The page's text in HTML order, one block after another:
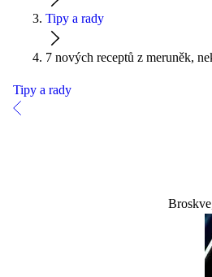
Tipy a rady
7 nových receptů z meruněk,
Tipy a rady